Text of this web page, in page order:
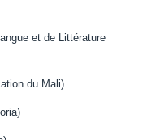
et de Littérature
du Mali)